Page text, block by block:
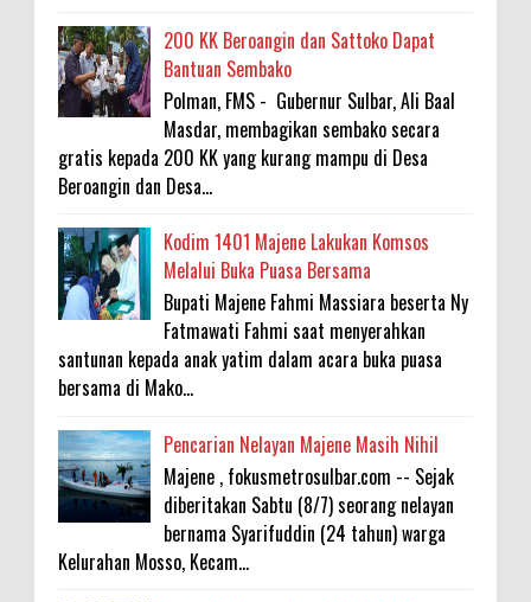
200 KK Beroangin dan Sattoko Dapat
Bantuan Sembako
Polman, FMS - Gubernur Sulbar, Ali Baal
Masdar, membagikan sembako secara
gratis kepada 200 KK yang kurang mampu di Desa
Beroangin dan Desa...
Kodim 1401 Majene Lakukan Komsos
Melalui Buka Puasa Bersama
Bupati Majene Fahmi Massiara beserta Ny
Fatmawati Fahmi saat menyerahkan
santunan kepada anak yatim dalam acara buka puasa
bersama di Mako...
Pencarian Nelayan Majene Masih Nihil
Majene , fokusmetrosulbar.com -- Sejak
diberitakan Sabtu (8/7) seorang nelayan
bernama Syarifuddin (24 tahun) warga
Kelurahan Mosso, Kecam...